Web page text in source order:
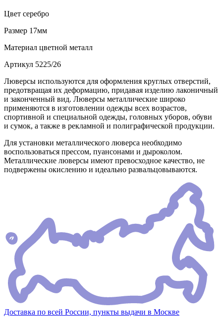
Цвет серебро
Размер 17мм
Материал цветной металл
Артикул 5225/26
Люверсы используются для оформления круглых отверстий,
предотвращая их деформацию, придавая изделию лаконичный
и законченный вид. Люверсы металлические широко
применяются в изготовлении одежды всех возрастов,
спортивной и специальной одежды, головных уборов, обуви
и сумок, а также в рекламной и полиграфической продукции.
Для установки металлического люверса необходимо
воспользоваться прессом, пуансонами и дыроколом.
Металлические люверсы имеют превосходное качество, не
подвержены окислению и идеально развальцовываются.
Доставка по всей России, пункты выдачи в Москве